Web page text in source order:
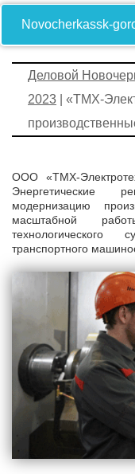
Novocherkassk-
Деловой
2023 | «ТМХ-
ООО «ТМХ-
Энергетические
модернизацию
масштабной
транспортного